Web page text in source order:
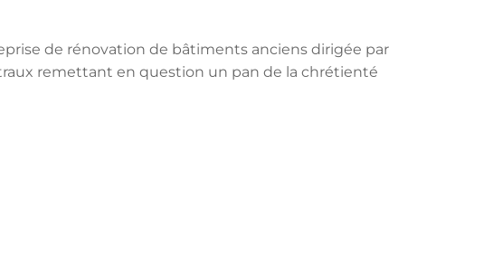
de rénovation de bâtiments anciens dirigée par
remettant en question un pan de la chrétienté